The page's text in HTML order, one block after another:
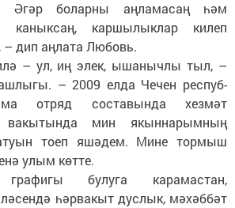
Әгәр боларны аңламасаң һәм
каныксаң, каршылыклар килеп
– дип аңлата Любовь.
– ул, иң элек, ышанычлы тыл, –
– 2009 елда Чечен респуб­
отряд составында хезмәт
вакытында мин якыннарымның
тоеп яшәдем. Мине тормыш
улым көтте.
булуга карамастан,
һәрвакыт дуслык, мәхәббәт